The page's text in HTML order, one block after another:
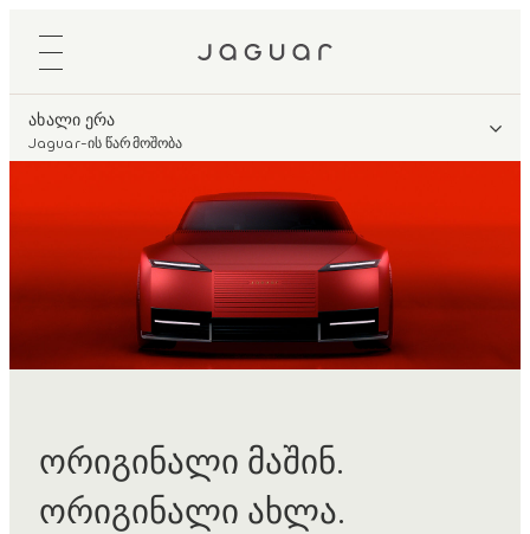
ახალი ერა
Jaguar-ის წარმოშობა
ორიგინალი მაშინ.
ორიგინალი ახლა.